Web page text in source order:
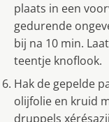
plaats in een
gedurende
bij na 10 min.
teentje knoflook.
Hak de gepelde
olijfolie en kruid
druppels